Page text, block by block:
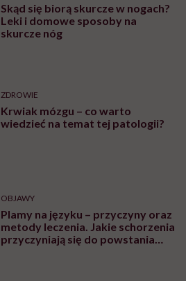
Skąd się biorą skurcze w nogach?
Leki i domowe sposoby na
skurcze nóg
ZDROWIE
Krwiak mózgu – co warto
wiedzieć na temat tej patologii?
OBJAWY
Plamy na języku – przyczyny oraz
metody leczenia. Jakie schorzenia
przyczyniają się do powstania